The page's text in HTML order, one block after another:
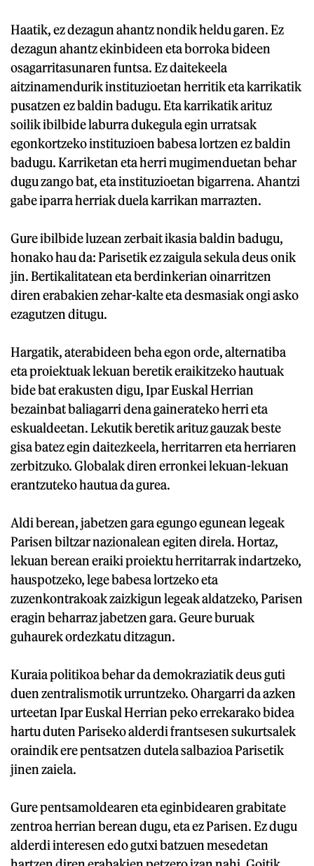
Haatik, ez dezagun ahantz nondik heldu garen. Ez
dezagun ahantz ekinbideen eta borroka bideen
osagarritasunaren funtsa. Ez daitekeela
aitzinamendurik instituzioetan herritik eta karrikatik
pusatzen ez baldin badugu. Eta karrikatik arituz
soilik ibilbide laburra dukegula egin urratsak
egonkortzeko instituzioen babesa lortzen ez baldin
badugu. Karriketan eta herri mugimenduetan behar
dugu zango bat, eta instituzioetan bigarrena. Ahantzi
gabe iparra herriak duela karrikan marrazten.
Gure ibilbide luzean zerbait ikasia baldin badugu,
honako hau da: Parisetik ez zaigula sekula deus onik
jin. Bertikalitatean eta berdinkerian oinarritzen
diren erabakien zehar-kalte eta desmasiak ongi asko
ezagutzen ditugu.
Hargatik, aterabideen beha egon orde, alternatiba
eta proiektuak lekuan beretik eraikitzeko hautuak
bide bat erakusten digu, Ipar Euskal Herrian
bezainbat baliagarri dena gainerateko herri eta
eskualdeetan. Lekutik beretik arituz gauzak beste
gisa batez egin daitezkeela, herritarren eta herriaren
zerbitzuko. Globalak diren erronkei lekuan-lekuan
erantzuteko hautua da gurea.
Aldi berean, jabetzen gara egungo egunean legeak
Parisen biltzar nazionalean egiten direla. Hortaz,
lekuan berean eraiki proiektu herritarrak indartzeko,
hauspotzeko, lege babesa lortzeko eta
zuzenkontrakoak zaizkigun legeak aldatzeko, Parisen
eragin beharraz jabetzen gara. Geure buruak
guhaurek ordezkatu ditzagun.
Kuraia politikoa behar da demokraziatik deus guti
duen zentralismotik urruntzeko. Ohargarri da azken
urteetan Ipar Euskal Herrian peko errekarako bidea
hartu duten Pariseko alderdi frantsesen sukurtsalek
oraindik ere pentsatzen dutela salbazioa Parisetik
jinen zaiela.
Gure pentsamoldearen eta eginbidearen grabitate
zentroa herrian berean dugu, eta ez Parisen. Ez dugu
alderdi interesen edo gutxi batzuen mesedetan